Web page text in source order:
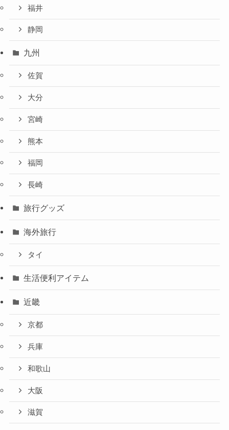
福井
静岡
九州
佐賀
大分
宮崎
熊本
福岡
長崎
旅行グッズ
海外旅行
タイ
生活便利アイテム
近畿
京都
兵庫
和歌山
大阪
滋賀